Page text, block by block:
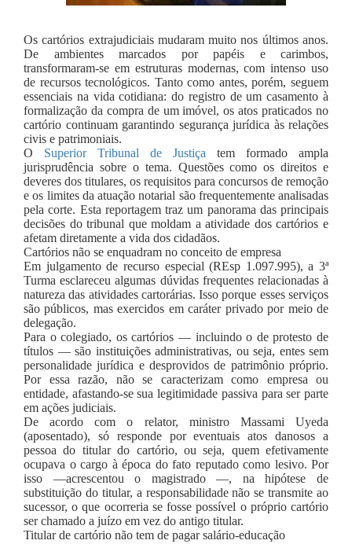
Os cartórios extrajudiciais mudaram muito nos últimos anos.
De ambientes marcados por papéis e carimbos,
transformaram-se em estruturas modernas, com intenso uso
de recursos tecnológicos. Tanto como antes, porém, seguem
essenciais na vida cotidiana: do registro de um casamento à
formalização da compra de um imóvel, os atos praticados no
cartório continuam garantindo segurança jurídica às relações
civis e patrimoniais.
O Superior Tribunal de Justiça tem formado ampla
jurisprudência sobre o tema. Questões como os direitos e
deveres dos titulares, os requisitos para concursos de remoção
e os limites da atuação notarial são frequentemente analisadas
pela corte. Esta reportagem traz um panorama das principais
decisões do tribunal que moldam a atividade dos cartórios e
afetam diretamente a vida dos cidadãos.
Cartórios não se enquadram no conceito de empresa
Em julgamento de recurso especial (REsp 1.097.995), a 3ª
Turma esclareceu algumas dúvidas frequentes relacionadas à
natureza das atividades cartorárias. Isso porque esses serviços
são públicos, mas exercidos em caráter privado por meio de
delegação.
Para o colegiado, os cartórios — incluindo o de protesto de
títulos — são instituições administrativas, ou seja, entes sem
personalidade jurídica e desprovidos de patrimônio próprio.
Por essa razão, não se caracterizam como empresa ou
entidade, afastando-se sua legitimidade passiva para ser parte
em ações judiciais.
De acordo com o relator, ministro Massami Uyeda
(aposentado), só responde por eventuais atos danosos a
pessoa do titular do cartório, ou seja, quem efetivamente
ocupava o cargo à época do fato reputado como lesivo. Por
isso —acrescentou o magistrado —, na hipótese de
substituição do titular, a responsabilidade não se transmite ao
sucessor, o que ocorreria se fosse possível o próprio cartório
ser chamado a juízo em vez do antigo titular.
Titular de cartório não tem de pagar salário-educação